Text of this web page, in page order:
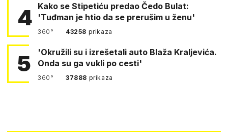
4 Kako se Stipetiću predao Čedo Bulat:
'Tuđman je htio da se prerušim u ženu'
360° 43258 prikaza
5
'Okružili su i izrešetali auto Blaža Kraljevića.
Onda su ga vukli po cesti'
360° 37888 prikaza